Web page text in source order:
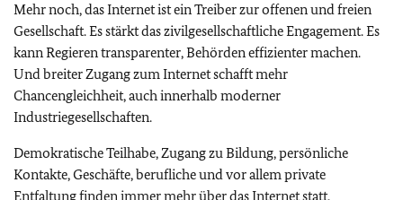
Mehr noch, das Internet ist ein Treiber zur offenen und freien
Gesellschaft. Es stärkt das zivilgesellschaftliche Engagement. Es
kann Regieren transparenter, Behörden effizienter machen.
Und breiter Zugang zum Internet schafft mehr
Chancengleichheit, auch innerhalb moderner
Industriegesellschaften.
Demokratische Teilhabe, Zugang zu Bildung, persönliche
Kontakte, Geschäfte, berufliche und vor allem private
Entfaltung finden immer mehr über das Internet statt.